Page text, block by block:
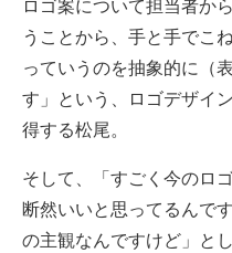
ロゴ案について担当者か
うことから、手と手でこ
っていうのを抽象的に（
す」という、ロゴデザイ
得する松尾。
そして、「すごく今のロ
断然いいと思ってるんで
の主観なんですけど」と